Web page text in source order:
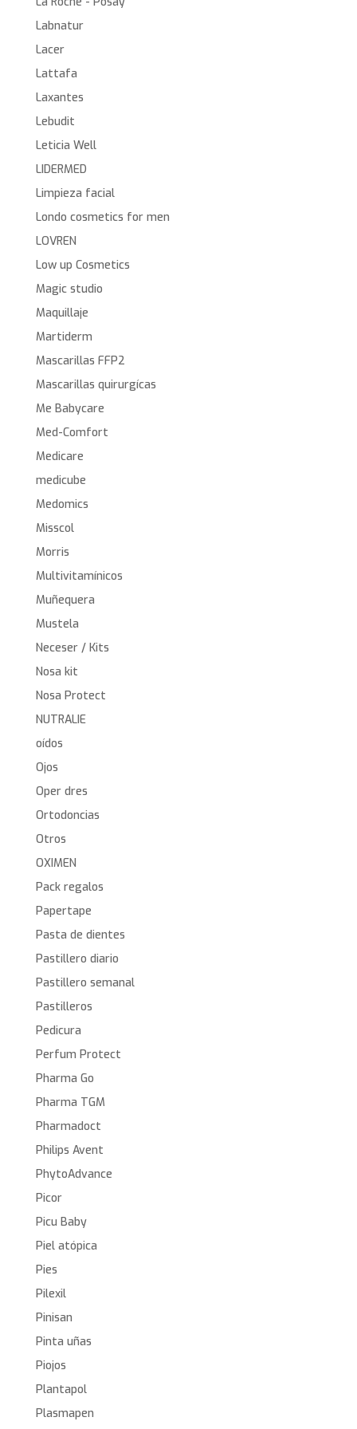
Labnatur
Lacer
Lattafa
Laxantes
Lebudit
Leticia Well
LIDERMED
Limpieza facial
Londo cosmetics for men
LOVREN
Low up Cosmetics
Magic studio
Maquillaje
Martiderm
Mascarillas FFP2
Mascarillas quirurgícas
Me Babycare
Med-Comfort
Medicare
medicube
Medomics
Misscol
Morris
Multivitamínicos
Muñequera
Mustela
Neceser / Kits
Nosa kit
Nosa Protect
NUTRALIE
oídos
Ojos
Oper dres
Ortodoncias
Otros
OXIMEN
Pack regalos
Papertape
Pasta de dientes
Pastillero diario
Pastillero semanal
Pastilleros
Pedicura
Perfum Protect
Pharma Go
Pharma TGM
Pharmadoct
Philips Avent
PhytoAdvance
Picor
Picu Baby
Piel atópica
Pies
Pilexil
Pinisan
Pinta uñas
Piojos
Plantapol
Plasmapen